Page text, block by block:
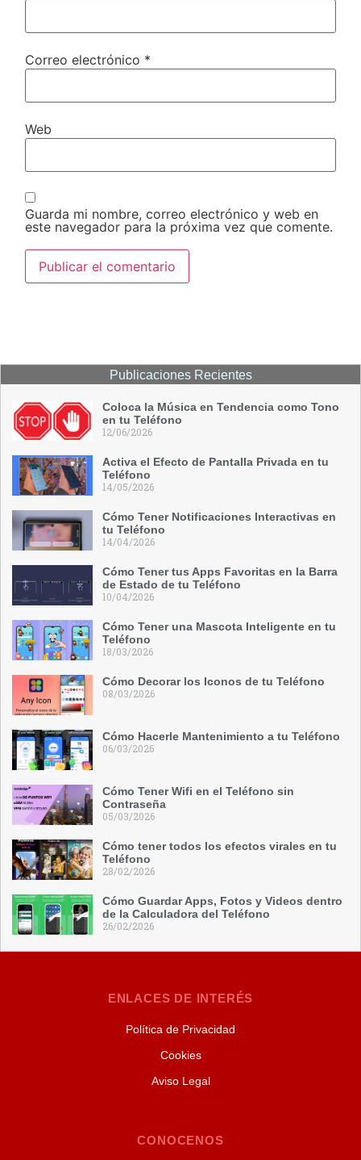
Correo electrónico *
Web
Guarda mi nombre, correo electrónico y web en
este navegador para la próxima vez que comente.
Publicaciones Recientes
Coloca la Música en Tendencia como Tono
en tu Teléfono
12/06/2026
Activa el Efecto de Pantalla Privada en tu
Teléfono
14/05/2026
Cómo Tener Notificaciones Interactivas en
tu Teléfono
14/04/2026
Cómo Tener tus Apps Favoritas en la Barra
de Estado de tu Teléfono
10/04/2026
Cómo Tener una Mascota Inteligente en tu
Teléfono
18/03/2026
Cómo Decorar los Iconos de tu Teléfono
08/03/2026
Cómo Hacerle Mantenimiento a tu Teléfono
06/03/2026
Cómo Tener Wifi en el Teléfono sin
Contraseña
05/03/2026
Cómo tener todos los efectos virales en tu
Teléfono
28/02/2026
Cómo Guardar Apps, Fotos y Videos dentro
de la Calculadora del Teléfono
26/02/2026
ENLACES DE INTERÉS
Política de Privacidad
Cookies
Aviso Legal
CONOCENOS